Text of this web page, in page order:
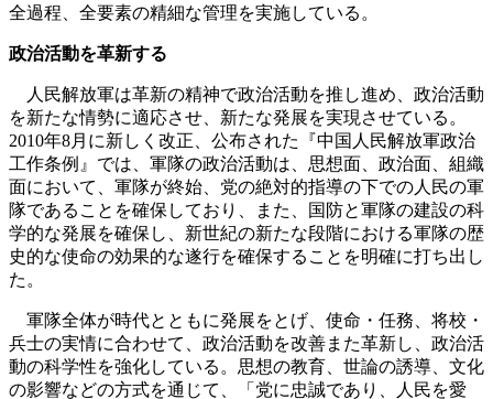
全過程、全要素の精細な管理を実施している。
政治活動を革新する
人民解放軍は革新の精神で政治活動を推し進め、政治活動
を新たな情勢に適応させ、新たな発展を実現させている。
2010年8月に新しく改正、公布された『中国人民解放軍政治
工作条例』では、軍隊の政治活動は、思想面、政治面、組織
面において、軍隊が終始、党の絶対的指導の下での人民の軍
隊であることを確保しており、また、国防と軍隊の建設の科
学的な発展を確保し、新世紀の新たな段階における軍隊の歴
史的な使命の効果的な遂行を確保することを明確に打ち出し
た。
軍隊全体が時代とともに発展をとげ、使命・任務、将校・
兵士の実情に合わせて、政治活動を改善また革新し、政治活
動の科学性を強化している。思想の教育、世論の誘導、文化
の影響などの方式を通じて、「党に忠誠であり、人民を愛